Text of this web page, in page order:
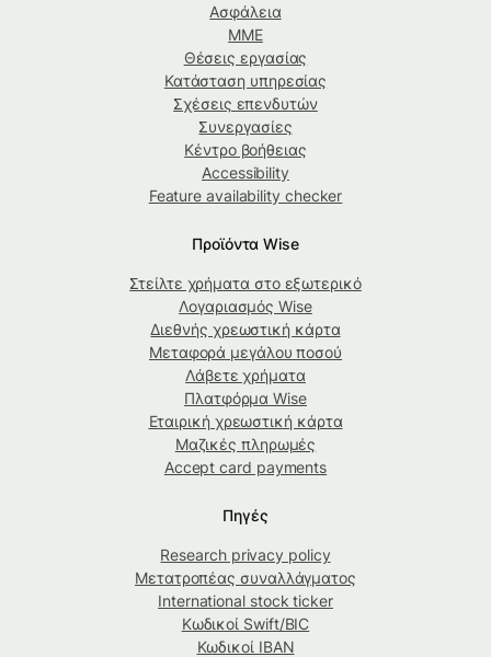
Ασφάλεια
ΜΜΕ
Θέσεις εργασίας
Κατάσταση υπηρεσίας
Σχέσεις επενδυτών
Συνεργασίες
Κέντρο βοήθειας
Accessibility
Feature availability checker
Προϊόντα Wise
Στείλτε χρήματα στο εξωτερικό
Λογαριασμός Wise
Διεθνής χρεωστική κάρτα
Μεταφορά μεγάλου ποσού
Λάβετε χρήματα
Πλατφόρμα Wise
Εταιρική χρεωστική κάρτα
Μαζικές πληρωμές
Accept card payments
Πηγές
Research privacy policy
Μετατροπέας συναλλάγματος
International stock ticker
Κωδικοί Swift/BIC
Κωδικοί IBAN